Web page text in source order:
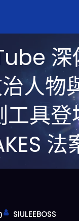
深
人物
工具
法
SIULEEBOSS